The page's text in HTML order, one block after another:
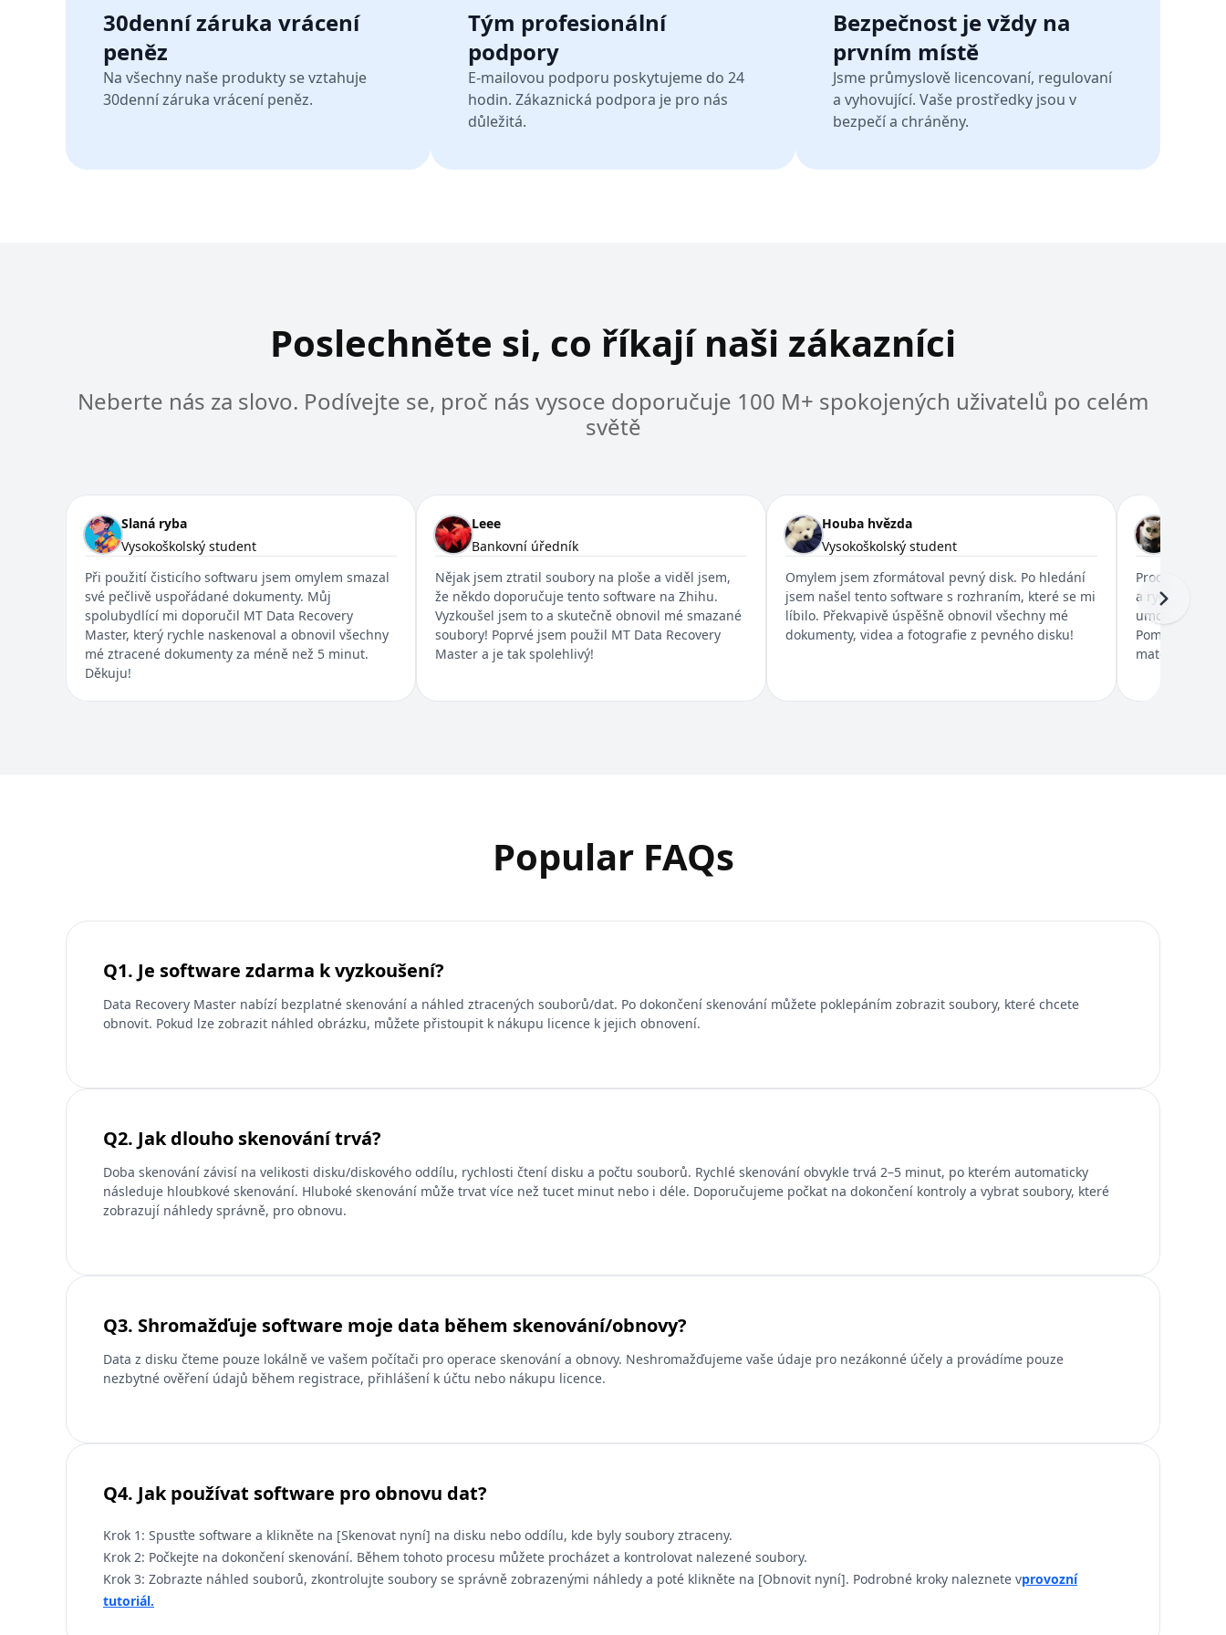
30denní záruka vrácení
peněz
Na všechny naše produkty se vztahuje
30denní záruka vrácení peněz.
Tým profesionální
podpory
E-mailovou podporu poskytujeme do 24
hodin. Zákaznická podpora je pro nás
důležitá.
Bezpečnost je vždy na
prvním místě
Jsme průmyslově licencovaní, regulovaní
a vyhovující. Vaše prostředky jsou v
bezpečí a chráněny.
Poslechněte si, co říkají naši zákazníci
Neberte nás za slovo. Podívejte se, proč nás vysoce doporučuje 100 M+ spokojených uživatelů po celém
světě
Slaná ryba
Vysokoškolský student
Při použití čisticího softwaru jsem omylem smazal
své pečlivě uspořádané dokumenty. Můj
spolubydlící mi doporučil MT Data Recovery
Master, který rychle naskenoval a obnovil všechny
mé ztracené dokumenty za méně než 5 minut.
Děkuju!
Leee
Bankovní úředník
Nějak jsem ztratil soubory na ploše a viděl jsem,
že někdo doporučuje tento software na Zhihu.
Vyzkoušel jsem to a skutečně obnovil mé smazané
soubory! Poprvé jsem použil MT Data Recovery
Master a je tak spolehlivý!
Houba hvězda
Vysokoškolský student
Omylem jsem zformátoval pevný disk. Po hledání
jsem našel tento software s rozhraním, které se mi
líbilo. Překvapivě úspěšně obnovil všechny mé
dokumenty, videa a fotografie z pevného disku!
Proces byl
a rychlým
umožňuje
Pomohlo mi
materiály.
Popular FAQs
Q1. Je software zdarma k vyzkoušení?
Data Recovery Master nabízí bezplatné skenování a náhled ztracených souborů/dat. Po dokončení skenování můžete poklepáním zobrazit soubory, které chcete
obnovit. Pokud lze zobrazit náhled obrázku, můžete přistoupit k nákupu licence k jejich obnovení.
Q2. Jak dlouho skenování trvá?
Doba skenování závisí na velikosti disku/diskového oddílu, rychlosti čtení disku a počtu souborů. Rychlé skenování obvykle trvá 2–5 minut, po kterém automaticky
následuje hloubkové skenování. Hluboké skenování může trvat více než tucet minut nebo i déle. Doporučujeme počkat na dokončení kontroly a vybrat soubory, které
zobrazují náhledy správně, pro obnovu.
Q3. Shromažďuje software moje data během skenování/obnovy?
Data z disku čteme pouze lokálně ve vašem počítači pro operace skenování a obnovy. Neshromažďujeme vaše údaje pro nezákonné účely a provádíme pouze
nezbytné ověření údajů během registrace, přihlášení k účtu nebo nákupu licence.
Q4. Jak používat software pro obnovu dat?
Krok 1: Spusťte software a klikněte na [Skenovat nyní] na disku nebo oddílu, kde byly soubory ztraceny.
Krok 2: Počkejte na dokončení skenování. Během tohoto procesu můžete procházet a kontrolovat nalezené soubory.
Krok 3: Zobrazte náhled souborů, zkontrolujte soubory se správně zobrazenými náhledy a poté klikněte na [Obnovit nyní]. Podrobné kroky naleznete vprovozní
tutoriál.